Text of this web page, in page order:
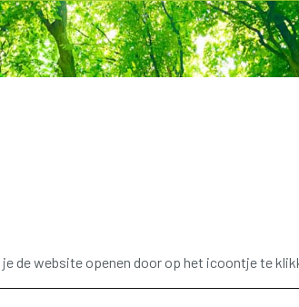
je de website openen door op het icoontje te